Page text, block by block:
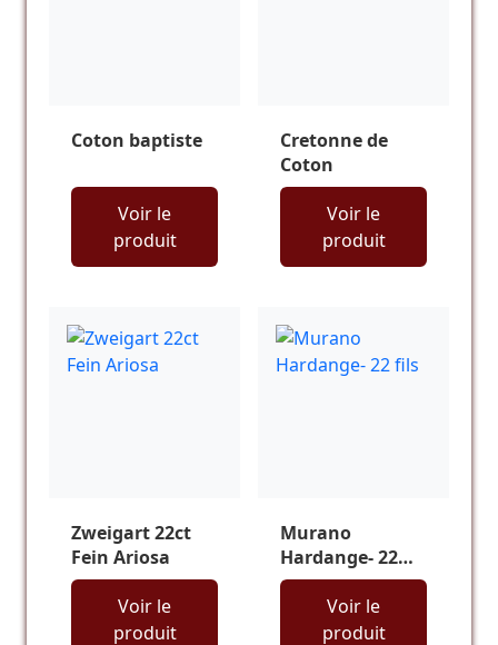
Coton baptiste
Voir le
produit
Cretonne de
Coton
Voir le
produit
Zweigart 22ct
Fein Ariosa
Voir le
produit
Murano
Hardange- 22
fils
Voir le
produit